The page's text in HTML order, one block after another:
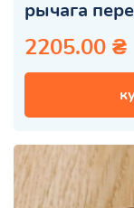
рычага
2205.00 ₴